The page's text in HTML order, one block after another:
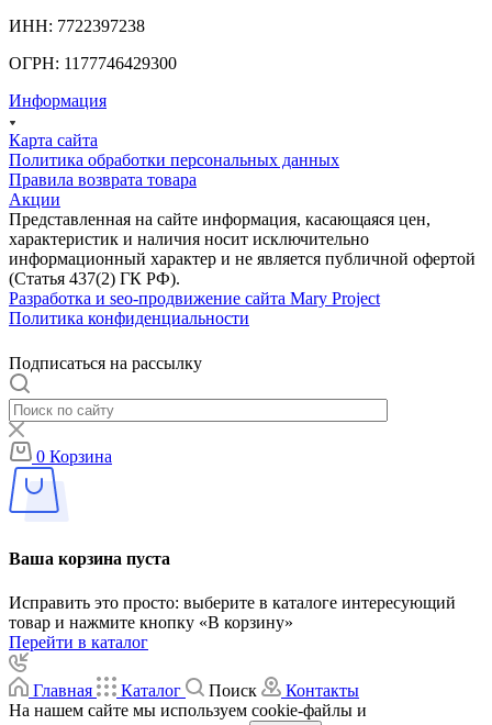
ИНН: 7722397238
ОГРН: 1177746429300
Информация
Карта сайта
Политика обработки персональных данных
Правила возврата товара
Акции
Представленная на сайте информация, касающаяся цен,
характеристик и наличия носит исключительно
информационный характер и не является публичной офертой
(Статья 437(2) ГК РФ).
Разработка и seo-продвижение сайта Mary Project
Политика конфиденциальности
Подписаться на рассылку
0 Корзина
Ваша корзина пуста
Исправить это просто: выберите в каталоге интересующий
товар и нажмите кнопку «В корзину»
Перейти в каталог
Главная Каталог Поиск
Контакты
На нашем сайте мы используем cookie-файлы и